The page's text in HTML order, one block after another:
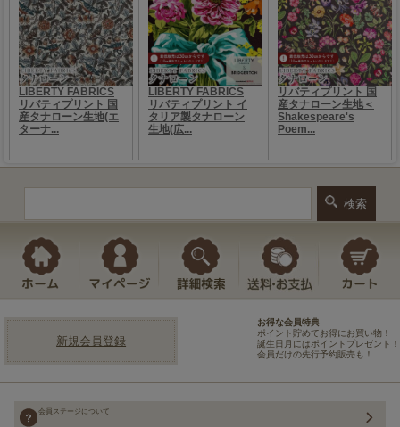
新規会員登録
お得な会員特典
ポイント貯めてお得にお買い物！
誕生日月にはポイントプレゼント！
会員だけの先行予約販売も！
会員ステージについて